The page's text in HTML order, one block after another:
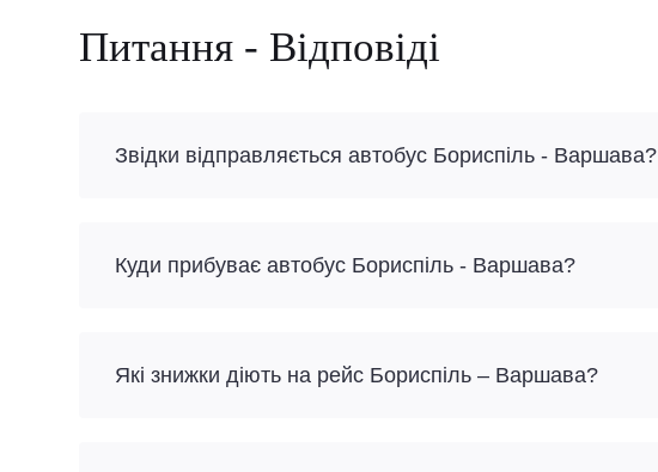
Питання - Відповіді
Звідки відправляється автобус Бориспіль - Варшава?
Куди прибуває автобус Бориспіль - Варшава?
Які знижки діють на рейс Бориспіль – Варшава?